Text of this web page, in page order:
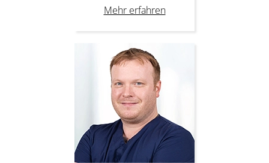
Mehr erfahren
Christoph Andrijczuk